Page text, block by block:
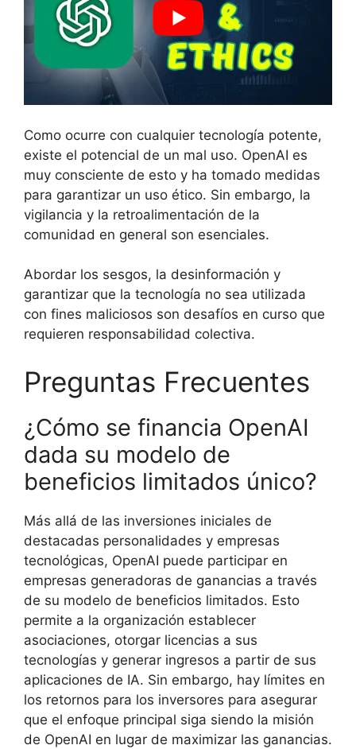
Como ocurre con cualquier tecnología potente,
existe el potencial de un mal uso. OpenAI es
muy consciente de esto y ha tomado medidas
para garantizar un uso ético. Sin embargo, la
vigilancia y la retroalimentación de la
comunidad en general son esenciales.
Abordar los sesgos, la desinformación y
garantizar que la tecnología no sea utilizada
con fines maliciosos son desafíos en curso que
requieren responsabilidad colectiva.
Preguntas Frecuentes
¿Cómo se financia OpenAI
dada su modelo de
beneficios limitados único?
Más allá de las inversiones iniciales de
destacadas personalidades y empresas
tecnológicas, OpenAI puede participar en
empresas generadoras de ganancias a través
de su modelo de beneficios limitados. Esto
permite a la organización establecer
asociaciones, otorgar licencias a sus
tecnologías y generar ingresos a partir de sus
aplicaciones de IA. Sin embargo, hay límites en
los retornos para los inversores para asegurar
que el enfoque principal siga siendo la misión
de OpenAI en lugar de maximizar las ganancias.